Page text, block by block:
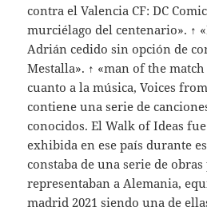
contra el Valencia CF: DC
murciélago del centenario». ↑
Adrián cedido sin opción de
Mestalla». ↑ «man of the
cuanto a la música, Voices
contiene una serie de
conocidos. El Walk of Ideas
exhibida en ese país durante
constaba de una serie de
representaban a Alemania,
madrid 2021 siendo una de